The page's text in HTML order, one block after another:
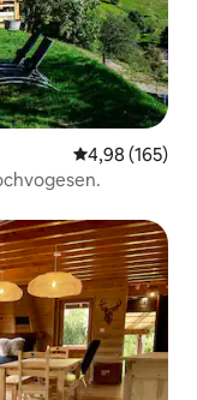
4,98 (165)